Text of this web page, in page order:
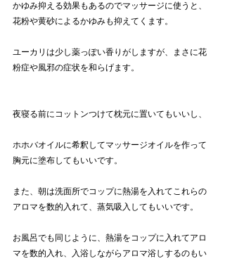
かゆみ抑える効果もあるのでマッサージに使うと、
花粉や黄砂によるかゆみも抑えてくます。
ユーカリは少し薬っぽい香りがしますが、まさに花
粉症や風邪の症状を和らげます。
夜寝る前にコットンつけて枕元に置いてもいいし、
ホホバオイルに希釈してマッサージオイルを作って
胸元に塗布してもいいです。
また、朝は洗面所でコップに熱湯を入れてこれらの
アロマを数的入れて、蒸気吸入してもいいです。
お風呂でも同じように、熱湯をコップに入れてアロ
マを数的入れ、入浴しながらアロマ浴しするのもい